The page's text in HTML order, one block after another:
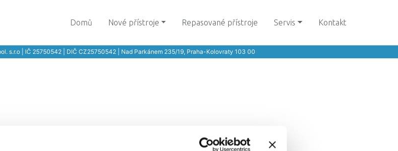
Domů Nové přístroje Repasované přístroje Servis Kontakt
s.r.o | IČ 25750542 | DIČ CZ25750542 | Nad Parkánem 235/19, Praha-Kolovraty 103 00